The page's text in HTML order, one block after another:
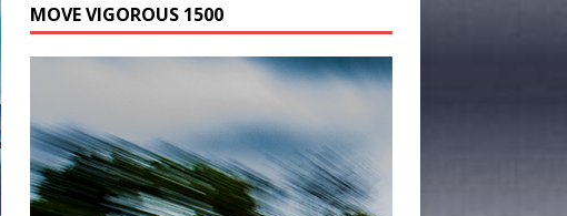
MOVE VIGOROUS 1500